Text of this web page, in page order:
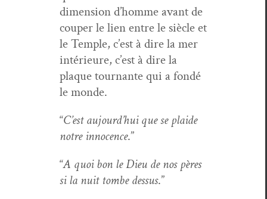
dimen­sion d’homme avant de
couper le lien entre le siè­cle et
le Tem­ple, c’est à dire la mer
intérieure, c’est à dire la
plaque tour­nante qui a fondé
le monde.
“C’est aujour­d’hui que se plaide
notre inno­cence.”
“A quoi bon le Dieu de nos pères
si la nuit tombe dessus.”